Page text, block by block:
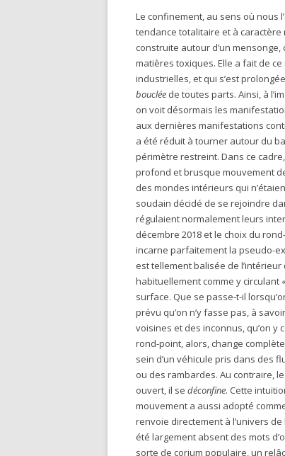
Le confinement, au sens où nous
tendance totalitaire et à caractère
construite autour d’un mensonge,
matières toxiques. Elle a fait de
industrielles, et qui s’est
bouclée de toutes parts. Ainsi, à
on voit désormais les
aux dernières manifestations
a été réduit à tourner autour du
périmètre restreint. Dans ce
profond et brusque mouvement
des mondes intérieurs qui
soudain décidé de se rejoindre
régulaient normalement leurs
décembre 2018 et le choix du
incarne parfaitement la pseudo-
est tellement balisée de
habituellement comme y circulant
surface. Que se passe-t-il
prévu qu’on n’y fasse pas, à
voisines et des inconnus, qu’on y
rond-point, alors, change
sein d’un véhicule pris dans des
ou des rambardes. Au contraire,
ouvert, il se déconfine. Cette
mouvement a aussi adopté
renvoie directement à l’univers
été largement absent des mots
sorte de corium populaire, un